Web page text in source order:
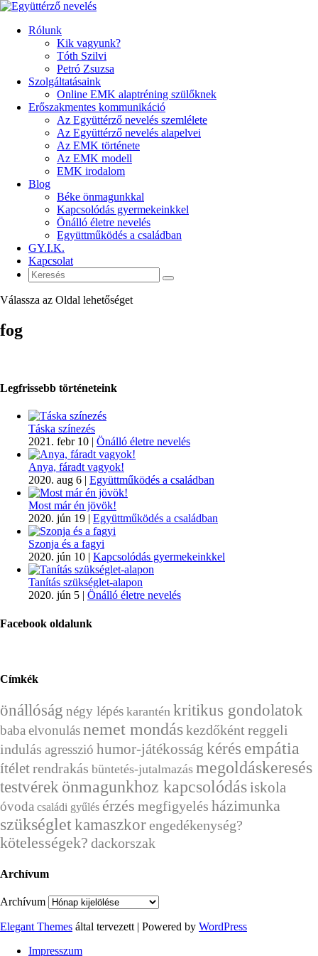
Rólunk
Kik vagyunk?
Tóth Szilvi
Petró Zsuzsa
Szolgáltatásaink
Online EMK alaptréning szülőknek
Erőszakmentes kommunikáció
Az Együttérző nevelés szemlélete
Az Együttérző nevelés alapelvei
Az EMK története
Az EMK modell
EMK irodalom
Blog
Béke önmagunkkal
Kapcsolódás gyermekeinkkel
Önálló életre nevelés
Együttműködés a családban
GY.I.K.
Kapcsolat
Válassza az Oldal lehetőséget
fog
Legfrissebb történeteink
Táska színezés
2021. febr 10 | Önálló életre nevelés
Anya, fáradt vagyok!
2020. aug 6 | Együttműködés a családban
Most már én jövök!
2020. jún 19 | Együttműködés a családban
Szonja és a fagyi
2020. jún 10 | Kapcsolódás gyermekeinkkel
Tanítás szükséglet-alapon
2020. jún 5 | Önálló életre nevelés
Facebook oldalunk
Címkék
önállóság négy lépés karantén kritikus gondolatok
babaelvonulásnemet mondáskezdőkéntreggeli
indulás agresszió humor-játékosság kérés empátia
ítéletrendrakás büntetés-jutalmazás megoldáskeresés
testvérek önmagunkhoz kapcsolódásiskola
óvoda családi gyűlés érzés megfigyelés házimunka
szükségletkamaszkorengedékenység?
kötelességek? dackorszak
Archívum
Archívum
Elegant Themes által tervezett | Powered by WordPress
Impresszum